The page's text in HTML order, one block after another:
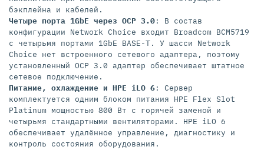
бэкплейна и кабелей.
Четыре порта 1GbE через OCP 3.0: В состав
конфигурации Network Choice входит Broadcom BCM5719
с четырьмя портами 1GbE BASE-T. У шасси Network
Choice нет встроенного сетевого адаптера, поэтому
установленный OCP 3.0 адаптер обеспечивает штатное
сетевое подключение.
Питание, охлаждение и HPE iLO 6: Сервер
комплектуется одним блоком питания HPE Flex Slot
Platinum мощностью 800 Вт с горячей заменой и
четырьмя стандартными вентиляторами. HPE iLO 6
обеспечивает удалённое управление, диагностику и
контроль состояния оборудования.